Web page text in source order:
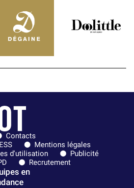
Contacts
Mentions légales
d'utilisation
Publicité
Recrutement
en